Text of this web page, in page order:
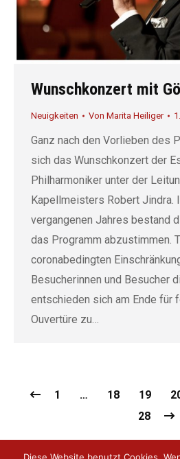
Wunschkonzert mit
Neuigkeiten Von Marita Heiliger
Ganz nach den Vorlieben des
sich das Wunschkonzert der
Philharmoniker unter der
Kapellmeisters Robert Jindra.
vergangenen Jahres bestand
das Programm abzustimmen.
coronabedingten
Besucherinnen und Besucher
entschieden sich am Ende für
Ouvertüre zu…
1 … 18 19
28